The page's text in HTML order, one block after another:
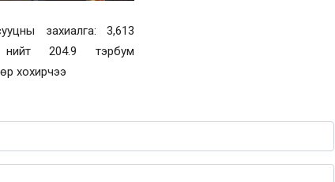
захиалга: 3,613
нийт 204.9 тэрбум
хохирчээ